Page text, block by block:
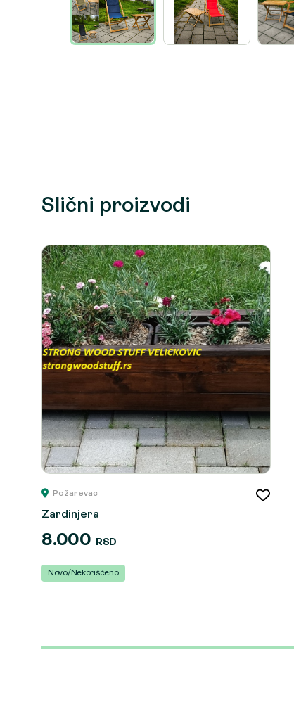
Slični proizvodi
Požarevac
Zardinjera
8.000 RSD
Novo/Nekorišćeno